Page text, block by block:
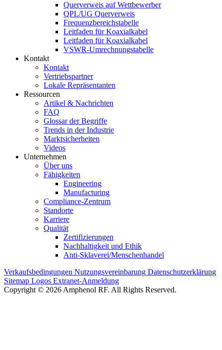
Querverweis auf Wettbewerber
QPL/UG Querverweis
Frequenzbereichstabelle
Leitfaden für Koaxialkabel
Leitfaden für Koaxialkabel
VSWR-Umrechnungstabelle
Kontakt
Kontakt
Vertriebspartner
Lokale Repräsentanten
Ressourcen
Artikel & Nachrichten
FAQ
Glossar der Begriffe
Trends in der Industrie
Marktsicherheiten
Videos
Unternehmen
Über uns
Fähigkeiten
Engineering
Manufacturing
Compliance-Zentrum
Standorte
Karriere
Qualität
Zertifizierungen
Nachhaltigkeit und Ethik
Anti-Sklaverei/Menschenhandel
Verkaufsbedingungen Nutzungsvereinbarung Datenschutzerklärung
Sitemap Logos Extranet-Anmeldung
Copyright © 2026 Amphenol RF. All Rights Reserved.